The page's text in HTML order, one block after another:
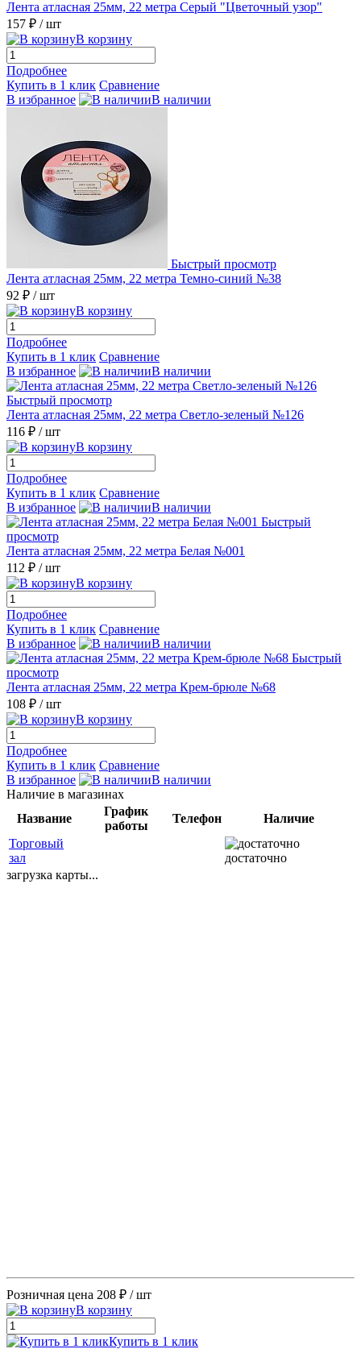
Лента атласная 25мм, 22 метра Серый "Цветочный узор"
157 ₽ / шт
В корзину
Подробнее
Купить в 1 клик Сравнение
В избранное
В наличии
Быстрый просмотр
Лента атласная 25мм, 22 метра Темно-синий №38
92 ₽ / шт
В корзину
Подробнее
Купить в 1 клик Сравнение
В избранное
В наличии
Быстрый просмотр
Лента атласная 25мм, 22 метра Светло-зеленый №126
116 ₽ / шт
В корзину
Подробнее
Купить в 1 клик Сравнение
В избранное
В наличии
Быстрый
просмотр
Лента атласная 25мм, 22 метра Белая №001
112 ₽ / шт
В корзину
Подробнее
Купить в 1 клик Сравнение
В избранное
В наличии
Быстрый
просмотр
Лента атласная 25мм, 22 метра Крем-брюле №68
108 ₽ / шт
В корзину
Подробнее
Купить в 1 клик Сравнение
В избранное
В наличии
Наличие в магазинах
Название
График
работы
Телефон
Наличие
Торговый
зал
достаточно
загрузка карты...
Розничная цена 208 ₽ / шт
В корзину
Купить в 1 клик